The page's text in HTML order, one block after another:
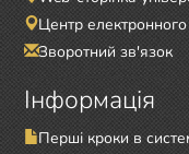
Центр
Зворотний зв'язок
Інформація
Перші кроки в